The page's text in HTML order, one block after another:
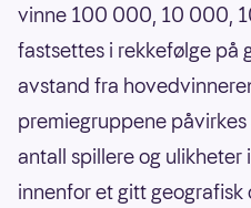
vinne 100 000, 10 000,
fastsettes i rekkefølge på
avstand fra
premiegruppene
antall spillere og
innenfor et gitt geografisk